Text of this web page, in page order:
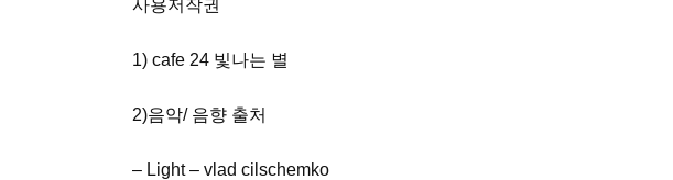
사용저작권
1) cafe 24 빛나는 별
2)음악/ 음향 출처
– Light – vlad cilschemko